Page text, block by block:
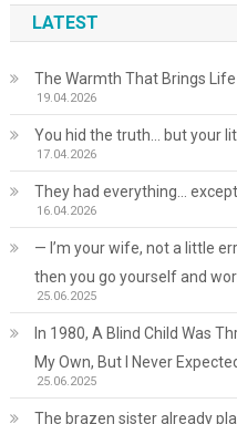
LATEST
The Warmth That Brings
19.04.2026
You hid the truth… but your
17.04.2026
They had everything…
16.04.2026
— I’m your wife, not a little
then you go yourself and
25.06.2025
In 1980, A Blind Child Was
My Own, But I Never
25.06.2025
The brazen sister already